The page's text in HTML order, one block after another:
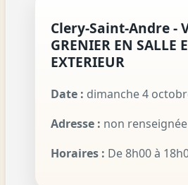
Clery-Saint-Andre -
GRENIER EN SALLE
EXTERIEUR
Date : dimanche 4
Adresse : non renseignée
Horaires : De 8h00 à